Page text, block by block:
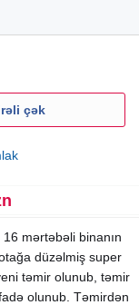
çək
mərtəbəli binanın
düzəlmiş super
təmir olunub, təmir
olunub. Təmirdən